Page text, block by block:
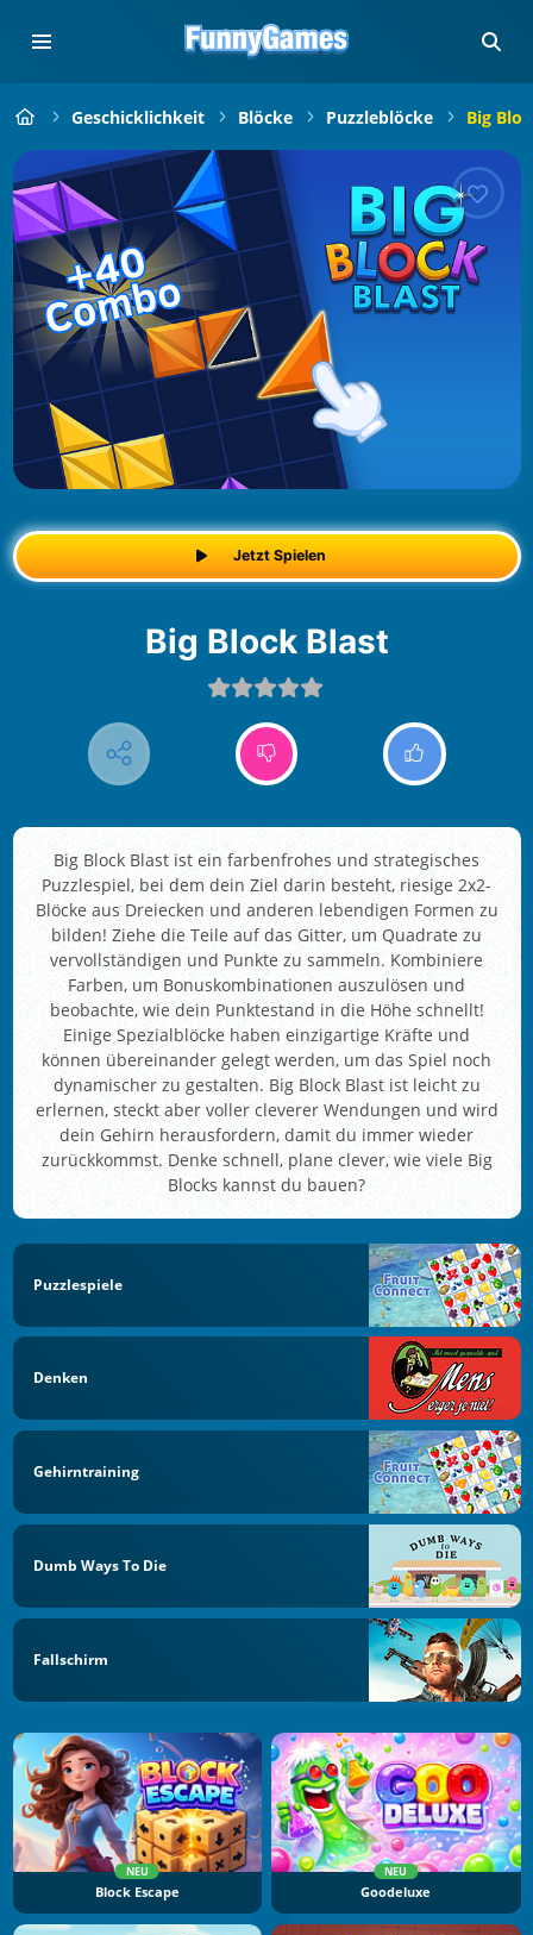
Geschicklichkeit Blöcke Puzzleblöcke Big
Jetzt Spielen
Big Block Blast
Big Block Blast ist ein farbenfrohes und strategisches
Puzzlespiel, bei dem dein Ziel darin besteht, riesige 2x2-
Blöcke aus Dreiecken und anderen lebendigen Formen zu
bilden! Ziehe die Teile auf das Gitter, um Quadrate zu
vervollständigen und Punkte zu sammeln. Kombiniere
Farben, um Bonuskombinationen auszulösen und
beobachte, wie dein Punktestand in die Höhe schnellt!
Einige Spezialblöcke haben einzigartige Kräfte und
können übereinander gelegt werden, um das Spiel noch
dynamischer zu gestalten. Big Block Blast ist leicht zu
erlernen, steckt aber voller cleverer Wendungen und wird
dein Gehirn herausfordern, damit du immer wieder
zurückkommst. Denke schnell, plane clever, wie viele Big
Blocks kannst du bauen?
Puzzlespiele
Denken
Gehirntraining
Dumb Ways To Die
Fallschirm
NEU
Block Escape
NEU
Goodeluxe